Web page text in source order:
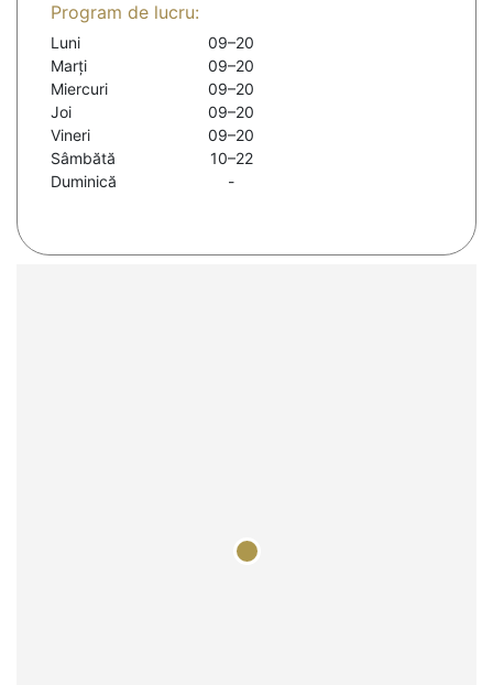
Program de lucru:
Luni
09–20
Marți
09–20
Miercuri
09–20
Joi
09–20
Vineri
09–20
Sâmbătă
10–22
Duminică
-